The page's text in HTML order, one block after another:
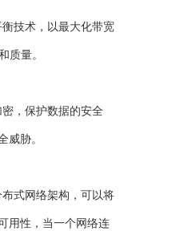
技术，以最大化带宽
量。
，保护数据的安全
胁。
式网络架构，可以将
用性，当一个网络连